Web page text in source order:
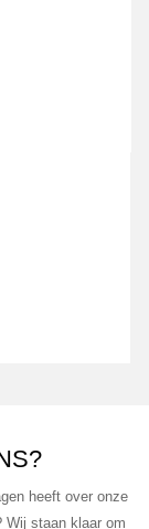
heeft over onze
Wij staan klaar om